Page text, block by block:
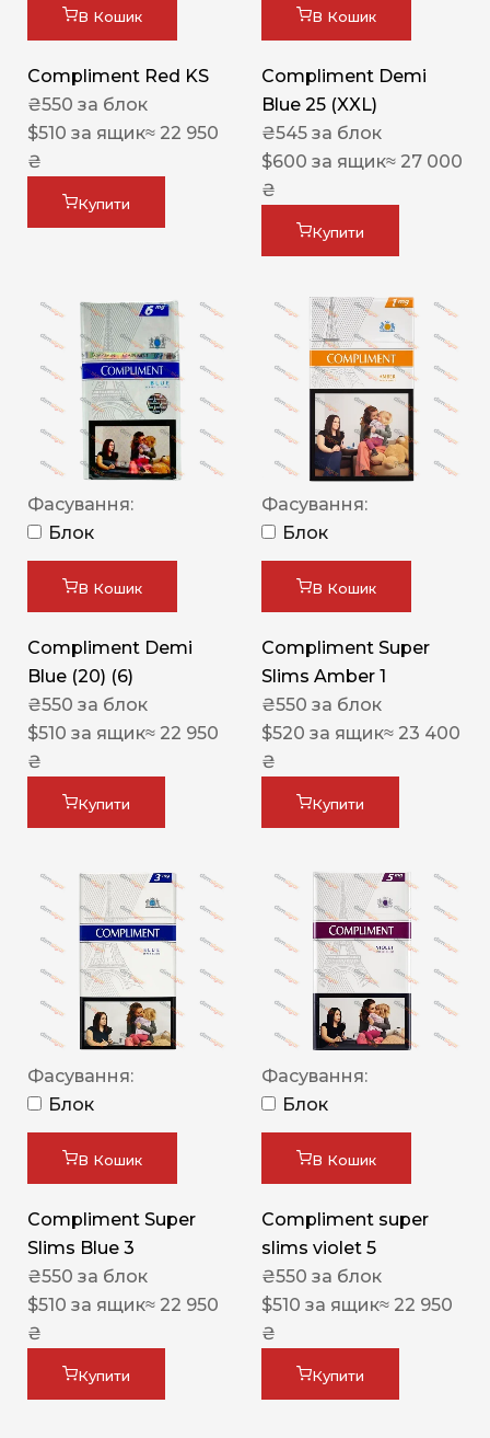
В Кошик
Compliment Red KS
₴550 за блок
$510 за ящик≈ 22 950
₴
Купити
В Кошик
Compliment Demi
Blue 25 (XXL)
₴545 за блок
$600 за ящик≈ 27 000
₴
Купити
Фасування:
Блок
В Кошик
Compliment Demi
Blue (20) (6)
₴550 за блок
$510 за ящик≈ 22 950
₴
Купити
Фасування:
Блок
В Кошик
Compliment Super
Slims Amber 1
₴550 за блок
$520 за ящик≈ 23 400
₴
Купити
Фасування:
Блок
В Кошик
Compliment Super
Slims Blue 3
₴550 за блок
$510 за ящик≈ 22 950
₴
Купити
Фасування:
Блок
В Кошик
Compliment super
slims violet 5
₴550 за блок
$510 за ящик≈ 22 950
₴
Купити